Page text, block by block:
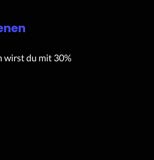
wirst du mit 30%